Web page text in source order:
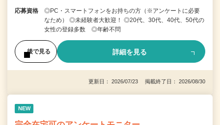
応募資格
◎PC・スマートフォンをお持ちの方（※アンケートに必要
なため） ◎未経験者大歓迎！ ◎20代、30代、40代、50代の
女性の登録多数 ◎年齢不問
後で見る 詳細を見る
更新日： 2026/07/23 掲載終了日： 2026/08/30
NEW